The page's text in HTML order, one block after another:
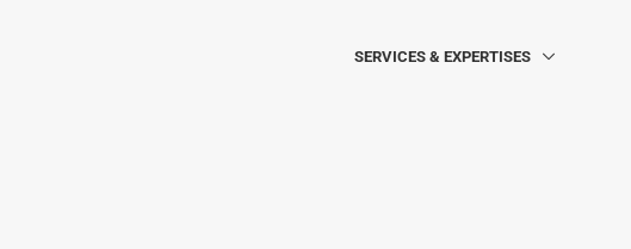
SERVICES & EXPERTISES